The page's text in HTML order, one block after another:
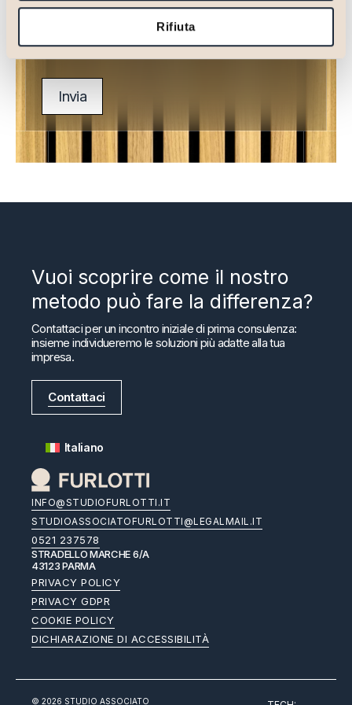
Rifiuta
Autorizzo il trattamento dei miei dati personali come
informativa disponibile qui.
Invia
Vuoi scoprire come il nostro
metodo può fare la differenza?
Contattaci per un incontro iniziale di prima consulenza:
insieme individueremo le soluzioni più adatte alla tua
impresa.
Contattaci
Italiano
INFO@STUDIOFURLOTTI.IT
STUDIOASSOCIATOFURLOTTI@LEGALMAIL.IT
0521 237578
STRADELLO MARCHE 6/A
43123 PARMA
PRIVACY POLICY
PRIVACY GDPR
COOKIE POLICY
DICHIARAZIONE DI ACCESSIBILITÀ
© 2026 STUDIO ASSOCIATO